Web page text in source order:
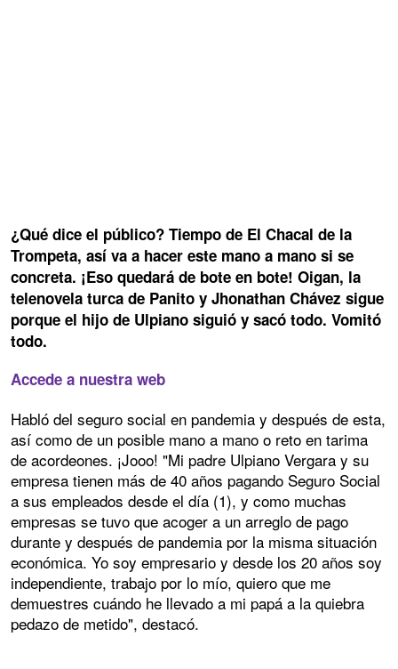
¿Qué dice el público? Tiempo de El Chacal de la
Trompeta, así va a hacer este mano a mano si se
concreta. ¡Eso quedará de bote en bote! Oigan, la
telenovela turca de Panito y Jhonathan Chávez sigue
porque el hijo de Ulpiano siguió y sacó todo. Vomitó
todo.
Accede a nuestra web
Habló del seguro social en pandemia y después de esta,
así como de un posible mano a mano o reto en tarima
de acordeones. ¡Jooo! "Mi padre Ulpiano Vergara y su
empresa tienen más de 40 años pagando Seguro Social
a sus empleados desde el día (1), y como muchas
empresas se tuvo que acoger a un arreglo de pago
durante y después de pandemia por la misma situación
económica. Yo soy empresario y desde los 20 años soy
independiente, trabajo por lo mío, quiero que me
demuestres cuándo he llevado a mi papá a la quiebra
pedazo de metido", destacó.